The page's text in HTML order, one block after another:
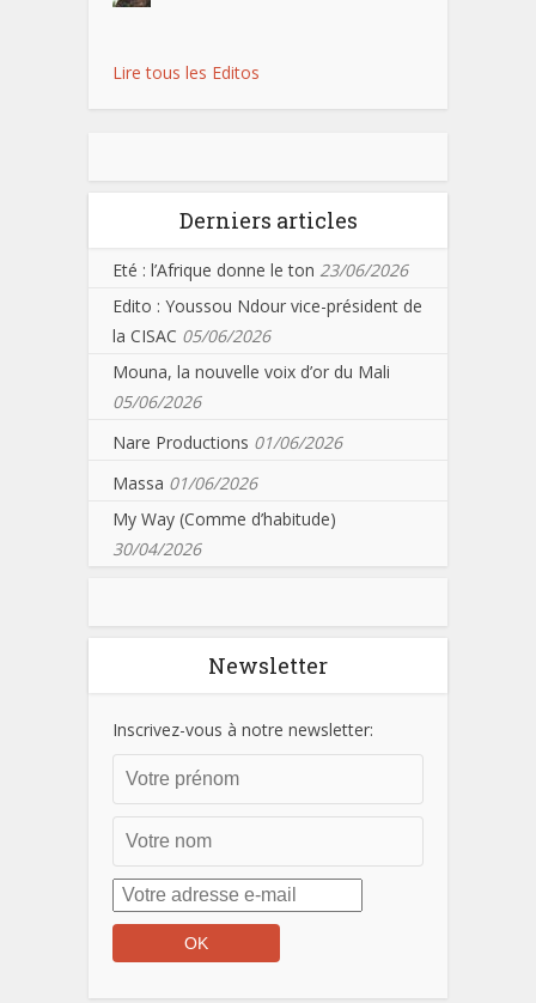
Lire tous les Editos
Derniers articles
Eté : l’Afrique donne le ton 23/06/2026
Edito : Youssou Ndour vice-président de
la CISAC 05/06/2026
Mouna, la nouvelle voix d’or du Mali
05/06/2026
Nare Productions 01/06/2026
Massa 01/06/2026
My Way (Comme d’habitude)
30/04/2026
Newsletter
Inscrivez-vous à notre newsletter: